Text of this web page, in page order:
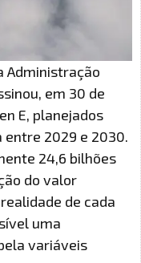
Administração
em 30 de
E, planejados
entre 2029 e 2030.
24,6 bilhões
do valor
de cada
uma
variáveis